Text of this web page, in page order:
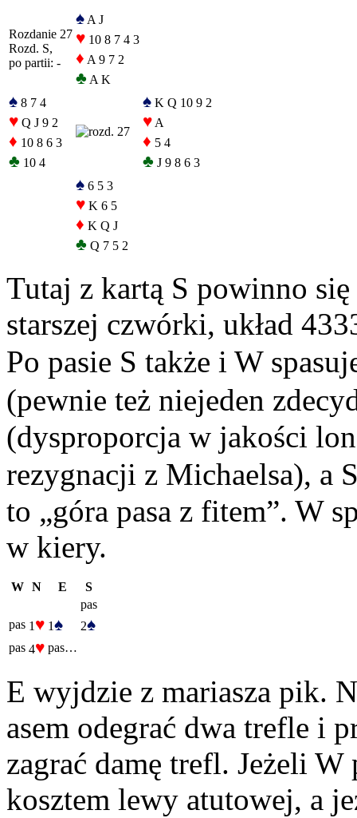
Rozdanie 27
Rozd. S,
po partii: -
♠ A J
♥ 10 8 7 4 3
♦ A 9 7 2
♣ A K
♠ 8 7 4
♥ Q J 9 2
♦ 10 8 6 3
♣ 10 4
♠ K Q 10 9 2
♥ A
♦ 5 4
♣ J 9 8 6 3
♠ 6 5 3
♥ K 6 5
♦ K Q J
♣ Q 7 5 2
Tutaj z kartą S powinno się
starszej czwórki, układ
Po pasie S także i W
(pewnie też niejeden
(dysproporcja w jakości
rezygnacji z Michaelsa), a
to „góra pasa z fitem”. W
w kiery.
W N E
S
pas
pas 1 ♥ 1♠ 2♠
pas 4♥ pas…
E wyjdzie z mariasza pik.
asem odegrać dwa trefle i
zagrać damę trefl. Jeżeli
kosztem lewy atutowej, a